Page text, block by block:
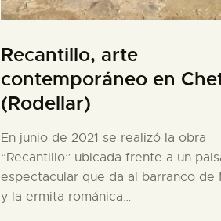
Recantillo, arte
contemporáneo en
(Rodellar)
En junio de 2021 se realizó la obra
“Recantillo” ubicada frente a un
espectacular que da al barranco de
y la ermita románica…